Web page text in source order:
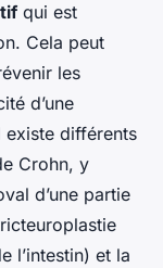
qui est
Cela peut
les
d’une
existe différents
Crohn, y
d’une partie
l’intestin) et la